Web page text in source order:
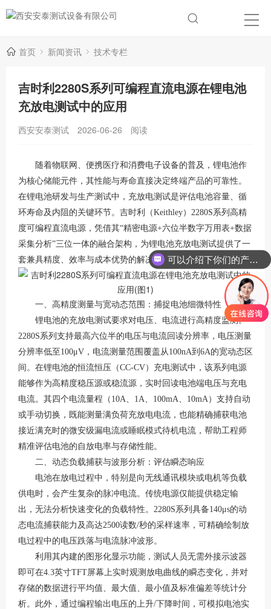
首页 新闻资讯 技术专栏
吉时利2280S系列可编程直流电源在锂电池
充放电测试中的应用
西安安泰测试 2026-06-26 阅读
随着物联网、便携医疗和消费电子设备的普及，锂电池作
为核心储能元件，其性能与寿命直接决定终端产品的可靠性。
在锂电池研发与生产测试中，充放电测试是评估电池容量、循
环寿命及内阻的关键环节。吉时利（Keithley）2280S系列高精
度可编程直流电源，凭借其“精密电源+六位半数字万用表+数据
采集分析”三位一体的融合架构，为锂电池充放电测试提供了一
套兼具精度、效率与成本优势的解决方案。
一、高精度测量与宽动态范围：捕捉电池细微特性
锂电池的充放电测试要求对电压、电流进行高精度监测。
2280S系列支持最高六位半的电压与电流回读分辨率，电压测量
分辨率低至100μV，电流测量范围覆盖从100nA到6A的宽动态区
间 。在锂电池的恒流恒压（CC-CV）充电测试中，该系列电源
能够作为高精度稳压源或稳流源，实时回读电池端电压与充电
电流。其四个电流量程（10A、1A、100mA、10mA）支持自动
或手动切换，既能测量满负荷充放电电流，也能精确捕获电池
接近满充时的微安级漏电流或睡眠模式待机电流，帮助工程师
精准评估电池的自放电率与存储性能。
二、动态负载捕获与波形分析：评估瞬态响应
电池在放电过程中，特别是向无线通讯模块或电机等负载
供电时，会产生复杂的脉冲电流。传统电源仅能提供稳定输
出，无法分析快速变化的负载特性。 2280S系列具备140μs的动
态电流捕获能力及高达2500读数/秒的采样速率，可精确绘制放
电过程中的电压跌落与电流脉冲波形。
利用其内建的图形化显示功能，测试人员无需外接示波器
即可在4.3英寸TFT屏幕上实时观测放电曲线的瞬态变化，并对
存储的数据进行平均值、最大值、最小值及标准偏差等统计分
析。此外，通过编程输出电压的上升/下降时间，可模拟电池实
可以介绍下你们的产品么？